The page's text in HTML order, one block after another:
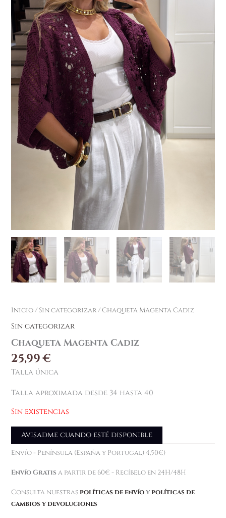
Inicio/Sin categorizar/ Chaqueta Magenta Cadiz
Sin categorizar
Chaqueta Magenta Cadiz
25,99€
Talla única
Talla aproximada desde 34 hasta 40
Sin existencias
Avisadme cuando esté disponible
Envío - Península (España y Portugal) 4,50€)
Envío Gratis a partir de 60€ - Recíbelo en 24H/48H
Consulta nuestras políticas de envíoy políticas de
cambios y devoluciones